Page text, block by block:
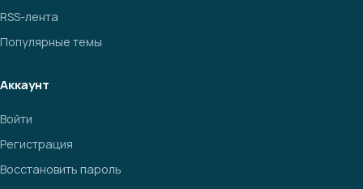
RSS-лента
Популярные темы
Аккаунт
Войти
Регистрация
Восстановить пароль